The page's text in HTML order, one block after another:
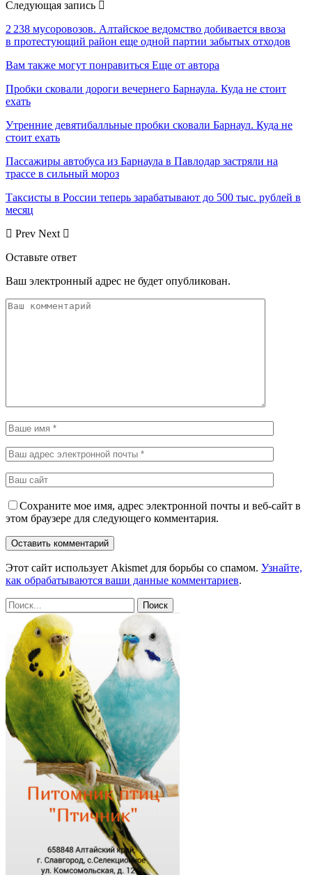
Следующая запись
2 238 мусоровозов. Алтайское ведомство добивается ввоза
в протестующий район еще одной партии забытых отходов
Вам также могут понравиться Еще от автора
Пробки сковали дороги вечернего Барнаула. Куда не стоит
ехать
Утренние девятибалльные пробки сковали Барнаул. Куда не
стоит ехать
Пассажиры автобуса из Барнаула в Павлодар застряли на
трассе в сильный мороз
Таксисты в России теперь зарабатывают до 500 тыс. рублей в
месяц
Prev Next
Оставьте ответ
Ваш электронный адрес не будет опубликован.
Сохраните мое имя, адрес электронной почты и веб-сайт в
этом браузере для следующего комментария.
Этот сайт использует Akismet для борьбы со спамом. Узнайте,
как обрабатываются ваши данные комментариев.